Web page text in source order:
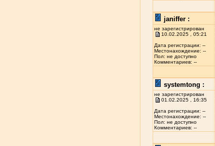
janiffer :
не зарегистрирован
10.02.2025 , 05:21
Дата регистрации: --
Местонахождение: --
Пол: не доступно
Комментариев: --
systemtong :
не зарегистрирован
01.02.2025 , 16:35
Дата регистрации: --
Местонахождение: --
Пол: не доступно
Комментариев: --